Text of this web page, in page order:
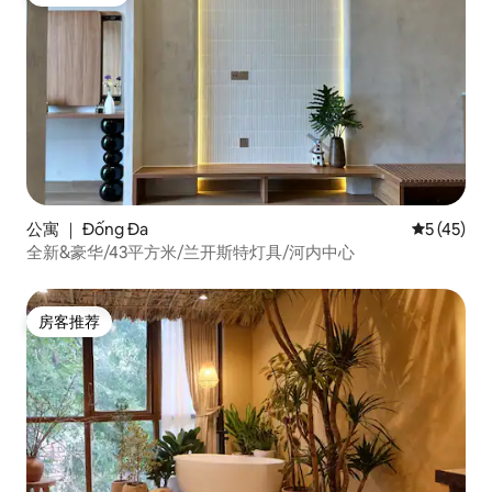
公寓 ｜ Đống Đa 平均评分
5 (45)
全新&豪华/43平方米/兰开斯特灯具/河内中心
房客推荐
房客推荐